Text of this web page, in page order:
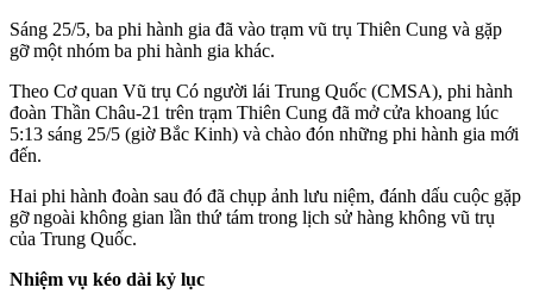
Sáng 25/5, ba phi hành gia đã vào trạm vũ trụ Thiên Cung và gặp
gỡ một nhóm ba phi hành gia khác.
Theo Cơ quan Vũ trụ Có người lái Trung Quốc (CMSA), phi hành
đoàn Thần Châu-21 trên trạm Thiên Cung đã mở cửa khoang lúc
5:13 sáng 25/5 (giờ Bắc Kinh) và chào đón những phi hành gia mới
đến.
Hai phi hành đoàn sau đó đã chụp ảnh lưu niệm, đánh dấu cuộc gặp
gỡ ngoài không gian lần thứ tám trong lịch sử hàng không vũ trụ
của Trung Quốc.
Nhiệm vụ kéo dài kỷ lục